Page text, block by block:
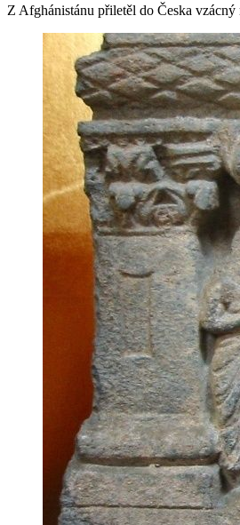
Z Afghánistánu přiletěl do Česka